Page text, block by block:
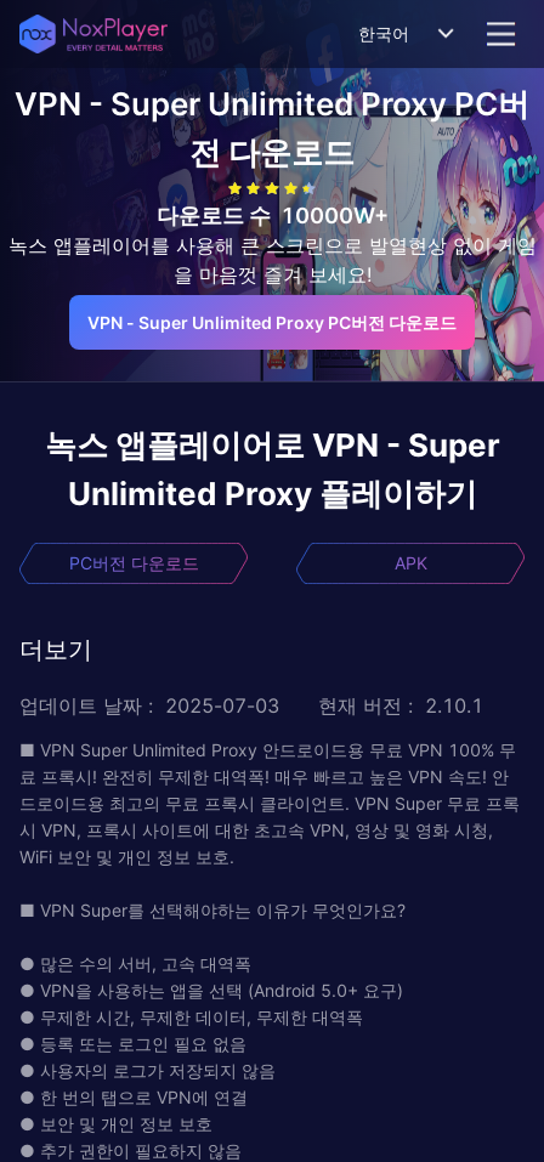
한국어
VPN - Super Unlimited ProxyPC버
전 다운로드
다운로드 수 10000W+
녹스 앱플레이어를 사용해 큰 스크린으로 발열현상 없이 게임
을 마음껏 즐겨 보세요!
VPN - Super Unlimited Proxy PC버전 다운로드
녹스 앱플레이어로 VPN - Super
Unlimited Proxy 플레이하기
PC버전 다운로드 APK
더보기
업데이트 날짜 : 2025-07-03 현재 버전 : 2.10.1
■ VPN Super Unlimited Proxy 안드로이드용 무료 VPN 100% 무
료 프록시! 완전히 무제한 대역폭! 매우 빠르고 높은 VPN 속도! 안
드로이드용 최고의 무료 프록시 클라이언트. VPN Super 무료 프록
시 VPN, 프록시 사이트에 대한 초고속 VPN, 영상 및 영화 시청,
WiFi 보안 및 개인 정보 보호.
■ VPN Super를 선택해야하는 이유가 무엇인가요?
● 많은 수의 서버, 고속 대역폭
● VPN을 사용하는 앱을 선택 (Android 5.0+ 요구)
● 무제한 시간, 무제한 데이터, 무제한 대역폭
● 등록 또는 로그인 필요 없음
● 사용자의 로그가 저장되지 않음
● 한 번의 탭으로 VPN에 연결
● 보안 및 개인 정보 보호
● 추가 권한이 필요하지 않음